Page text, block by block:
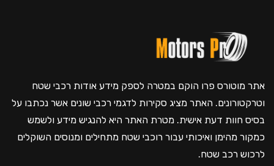
אתר מוטורס פרו הוקם במטרה לספק מידע אודות רכבי שטח
וטרקטורונים. האתר מציג סקירות לדגמי רכבי שונים אשר נכתבו על
בסיס חוות דעת אישית. מטרת האתר היא להנגיש מידע ולשמש
כמקור מהימן ואיכותי עבור רוכבי שטח מתחילים ומנוסים השוקלים
לרכוש רכב שטח.